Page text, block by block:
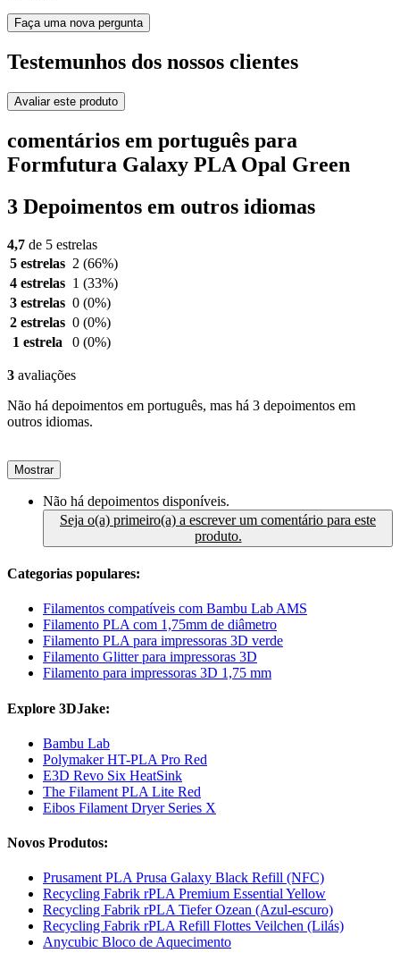
Faça uma nova pergunta
Testemunhos dos nossos clientes
Avaliar este produto
comentários em português para
Formfutura Galaxy PLA Opal Green
3 Depoimentos em outros idiomas
4,7 de 5 estrelas
5 estrelas 2 (66%)
4 estrelas 1 (33%)
3 estrelas 0 (0%)
2 estrelas 0 (0%)
1 estrela
0 (0%)
3 avaliações
Não há depoimentos em português, mas há 3 depoimentos em
outros idiomas.
Mostrar
Não há depoimentos disponíveis.
Seja o(a) primeiro(a) a escrever um comentário para este
produto.
Categorias populares:
Filamentos compatíveis com Bambu Lab AMS
Filamento PLA com 1,75mm de diâmetro
Filamento PLA para impressoras 3D verde
Filamento Glitter para impressoras 3D
Filamento para impressoras 3D 1,75 mm
Explore 3DJake:
Bambu Lab
Polymaker HT-PLA Pro Red
E3D Revo Six HeatSink
The Filament PLA Lite Red
Eibos Filament Dryer Series X
Novos Produtos:
Prusament PLA Prusa Galaxy Black Refill (NFC)
Recycling Fabrik rPLA Premium Essential Yellow
Recycling Fabrik rPLA Tiefer Ozean (Azul-escuro)
Recycling Fabrik rPLA Refill Flottes Veilchen (Lilás)
Anycubic Bloco de Aquecimento